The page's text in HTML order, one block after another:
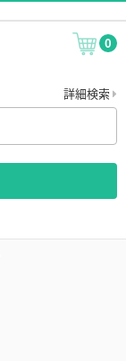
0
詳細検索